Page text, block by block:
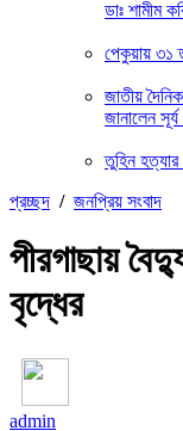
ডাঃ শামীম
পেকুয়ায় ৩১
জাতীয়
জানালেন
তুহিন হত্যার
প্রচ্ছদ / জনপ্রিয় সংবাদ
পীরগাছায়
বৃদ্ধের
admin